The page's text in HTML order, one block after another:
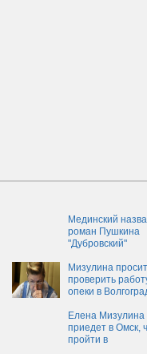
Мединский
роман Пушкина
"Дубровский"
Мизулина
проверить
опеки в
Елена Мизулина
приедет в Омск,
пройти в